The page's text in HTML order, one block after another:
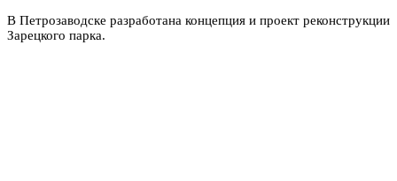
В Петрозаводске разработана концепция и проект реконструкции
Зарецкого парка.